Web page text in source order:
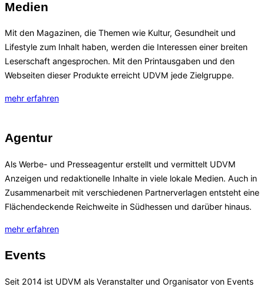
Inhalt
Medien
Mit den Magazinen, die Themen wie Kultur, Gesundheit und
Lifestyle zum Inhalt haben, werden die Interessen einer breiten
Leserschaft angesprochen. Mit den Printausgaben und den
Webseiten dieser Produkte erreicht UDVM jede Zielgruppe.
mehr erfahren
Agentur
Als Werbe- und Presseagentur erstellt und vermittelt UDVM
Anzeigen und redaktionelle Inhalte in viele lokale Medien. Auch in
Zusammenarbeit mit verschiedenen Partnerverlagen entsteht eine
Flächendeckende Reichweite in Südhessen und darüber hinaus.
mehr erfahren
Events
Seit 2014 ist UDVM als Veranstalter und Organisator von Events